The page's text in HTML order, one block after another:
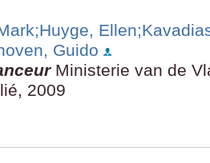
;Huyge, Ellen
Guido
Ministerie van de
2009